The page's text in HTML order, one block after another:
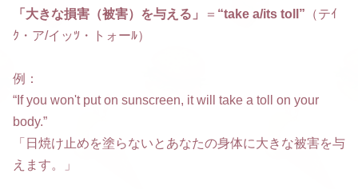
「大きな損害（被害）を与える」 ＝ “take a/its toll” （テｲ
ｸ・ア/イッﾂ・トォーﾙ）
例：
“If you won't put on sunscreen, it will take a toll on your
body.”
「日焼け止めを塗らないとあなたの身体に大きな被害を与
えます。」